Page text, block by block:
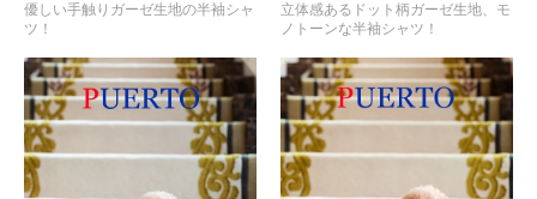
優しい手触りガーゼ生地の半袖シャ
ツ！
立体感あるドット柄ガーゼ生地、モ
ノトーンな半袖シャツ！